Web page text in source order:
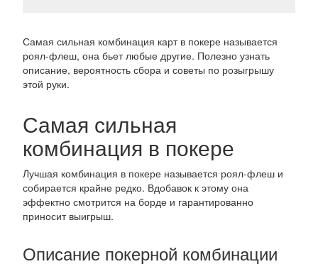
Самая сильная комбинация карт в покере называется
роял-флеш, она бьет любые другие. Полезно узнать
описание, вероятность сбора и советы по розыгрышу
этой руки.
Самая сильная
комбинация в покере
Лучшая комбинация в покере называется роял-флеш и
собирается крайне редко. Вдобавок к этому она
эффектно смотрится на борде и гарантированно
приносит выигрыш.
Описание покерной комбинации